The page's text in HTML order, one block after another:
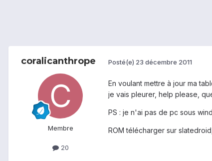
coralicanthrope
Membre
20
Posté(e) 23 décembre 2011
En voulant mettre à jour ma
je vais pleurer, help please,
PS : je n'ai pas de pc sous
ROM télécharger sur